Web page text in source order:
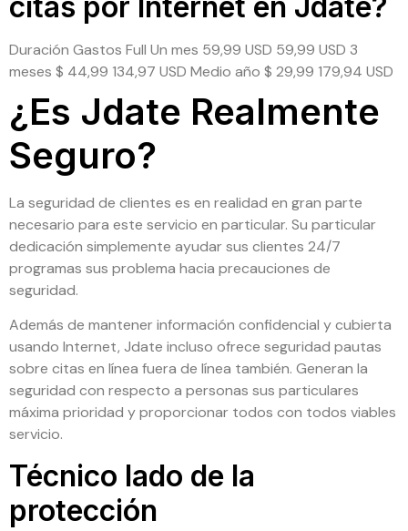
Duración Gastos Full Un mes 59,99 USD 59,99 USD 3
meses $ 44,99 134,97 USD Medio año $ 29,99 179,94 USD
¿Es Jdate Realmente
Seguro?
La seguridad de clientes es en realidad en gran parte
necesario para este servicio en particular. Su particular
dedicación simplemente ayudar sus clientes 24/7
programas sus problema hacia precauciones de
seguridad.
Además de mantener información confidencial y cubierta
usando Internet, Jdate incluso ofrece seguridad pautas
sobre citas en línea fuera de línea también. Generan la
seguridad con respecto a personas sus particulares
máxima prioridad y proporcionar todos con todos viables
servicio.
Técnico lado de la
protección